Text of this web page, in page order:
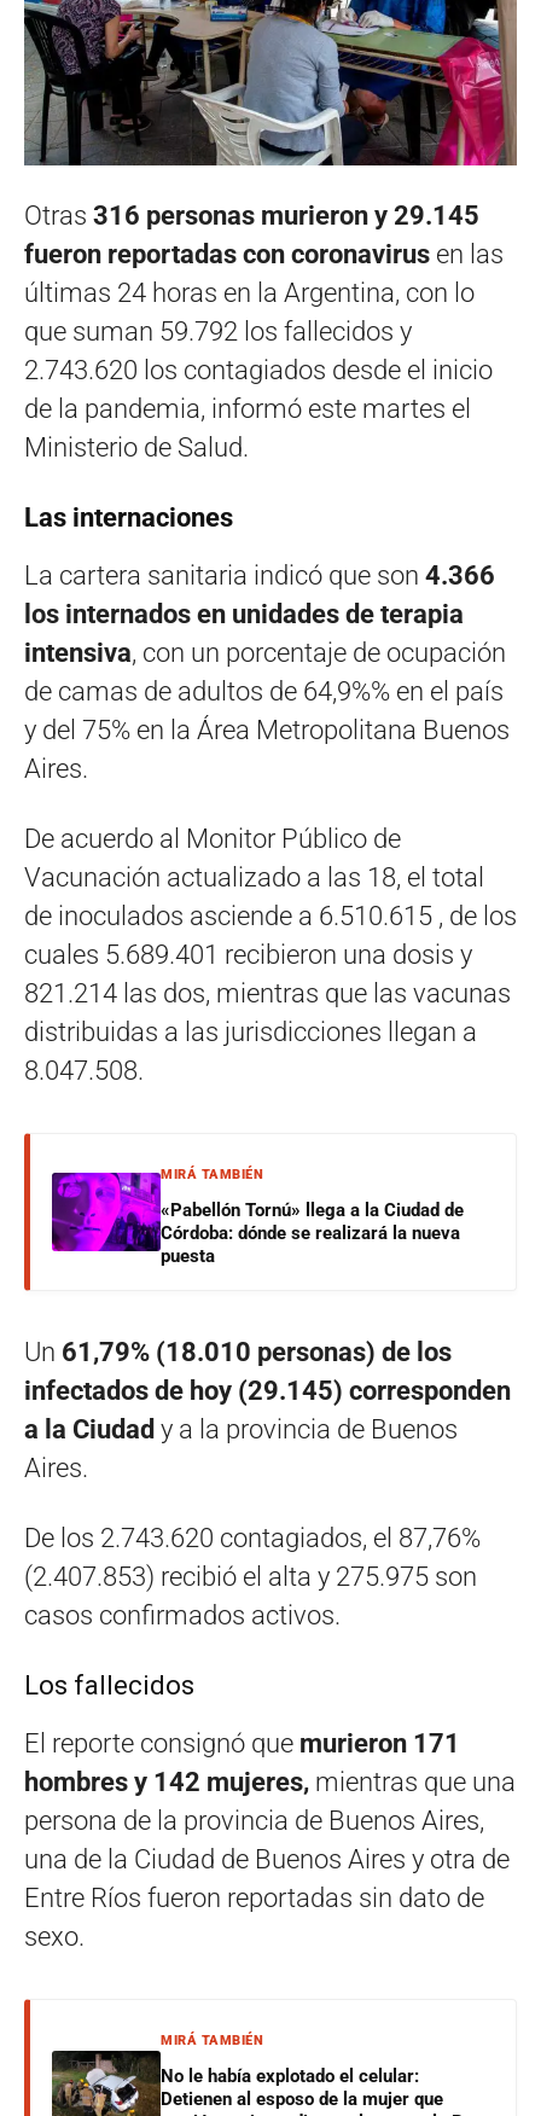
Otras 316 personas murieron y 29.145
fueron reportadas con coronavirus en las
últimas 24 horas en la Argentina, con lo
que suman 59.792 los fallecidos y
2.743.620 los contagiados desde el inicio
de la pandemia, informó este martes el
Ministerio de Salud.
Las internaciones
La cartera sanitaria indicó que son 4.366
los internados en unidades de terapia
intensiva, con un porcentaje de ocupación
de camas de adultos de 64,9%% en el país
y del 75% en la Área Metropolitana Buenos
Aires.
De acuerdo al Monitor Público de
Vacunación actualizado a las 18, el total
de inoculados asciende a 6.510.615 , de los
cuales 5.689.401 recibieron una dosis y
821.214 las dos, mientras que las vacunas
distribuidas a las jurisdicciones llegan a
8.047.508.
MIRÁ TAMBIÉN
«Pabellón Tornú» llega a la Ciudad de
Córdoba: dónde se realizará la nueva
puesta
Un 61,79% (18.010 personas) de los
infectados de hoy (29.145) corresponden
a la Ciudad y a la provincia de Buenos
Aires.
De los 2.743.620 contagiados, el 87,76%
(2.407.853) recibió el alta y 275.975 son
casos confirmados activos.
Los fallecidos
El reporte consignó que murieron 171
hombres y 142 mujeres, mientras que una
persona de la provincia de Buenos Aires,
una de la Ciudad de Buenos Aires y otra de
Entre Ríos fueron reportadas sin dato de
sexo.
MIRÁ TAMBIÉN
No le había explotado el celular:
Detienen al esposo de la mujer que